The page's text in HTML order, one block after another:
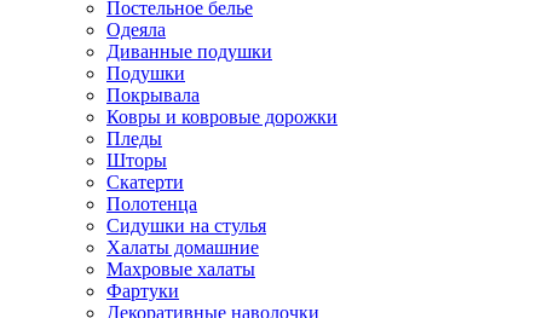
Постельное белье
Одеяла
Диванные подушки
Подушки
Покрывала
Ковры и ковровые дорожки
Пледы
Шторы
Скатерти
Полотенца
Сидушки на стулья
Халаты домашние
Махровые халаты
Фартуки
Декоративные наволочки